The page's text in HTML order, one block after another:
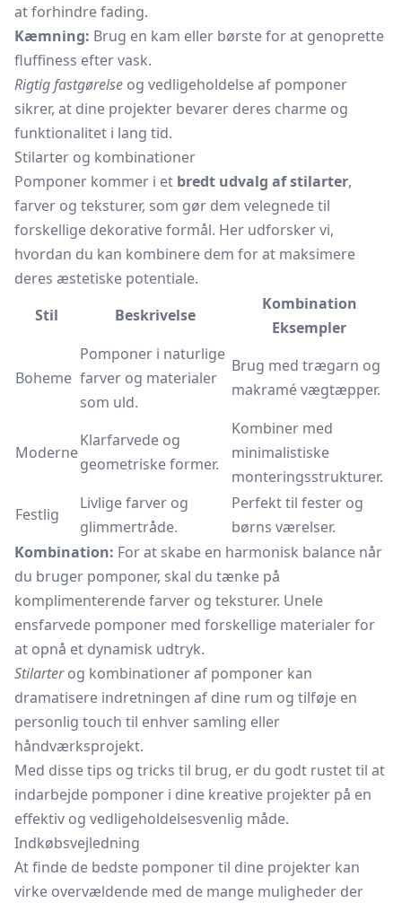
at forhindre fading.
Kæmning: Brug en kam eller børste for at genoprette
fluffiness efter vask.
Rigtig fastgørelse og vedligeholdelse af pomponer
sikrer, at dine projekter bevarer deres charme og
funktionalitet i lang tid.
Stilarter og kombinationer
Pomponer kommer i et bredt udvalg af stilarter,
farver og teksturer, som gør dem velegnede til
forskellige dekorative formål. Her udforsker vi,
hvordan du kan kombinere dem for at maksimere
deres æstetiske potentiale.
Stil
Beskrivelse
Kombination
Eksempler
Boheme
Pomponer i naturlige
farver og materialer
som uld.
Brug med trægarn og
makramé vægtæpper.
Moderne
Klarfarvede og
geometriske former.
Kombiner med
minimalistiske
monteringsstrukturer.
Festlig
Livlige farver og
glimmertråde.
Perfekt til fester og
børns værelser.
Kombination: For at skabe en harmonisk balance når
du bruger pomponer, skal du tænke på
komplimenterende farver og teksturer. Unele
ensfarvede pomponer med forskellige materialer for
at opnå et dynamisk udtryk.
Stilarterog kombinationer af pomponer kan
dramatisere indretningen af dine rum og tilføje en
personlig touch til enhver samling eller
håndværksprojekt.
Med disse tips og tricks til brug, er du godt rustet til at
indarbejde pomponer i dine kreative projekter på en
effektiv og vedligeholdelsesvenlig måde.
Indkøbsvejledning
At finde de bedste pomponer til dine projekter kan
virke overvældende med de mange muligheder der